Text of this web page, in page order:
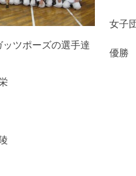
ツポーズの選手達
女子
優勝